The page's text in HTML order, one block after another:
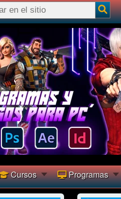
Cursos Programas